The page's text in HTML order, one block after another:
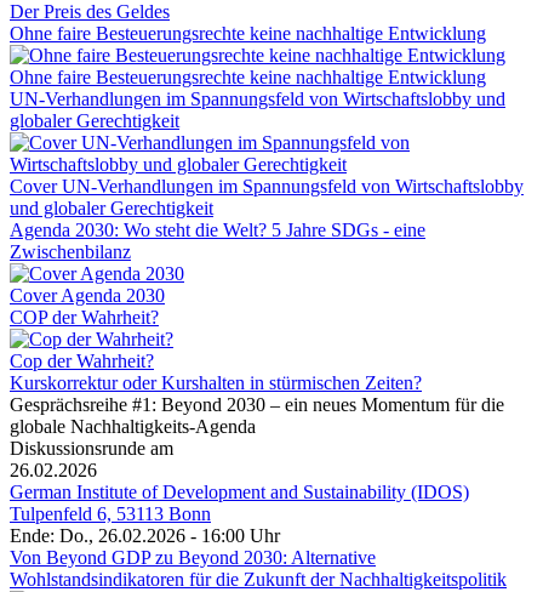
Der Preis des Geldes
Ohne faire Besteuerungsrechte keine nachhaltige Entwicklung
Ohne faire Besteuerungsrechte keine nachhaltige Entwicklung
UN-Verhandlungen im Spannungsfeld von Wirtschaftslobby und
globaler Gerechtigkeit
Cover UN-Verhandlungen im Spannungsfeld von Wirtschaftslobby
und globaler Gerechtigkeit
Agenda 2030: Wo steht die Welt? 5 Jahre SDGs - eine
Zwischenbilanz
Cover Agenda 2030
COP der Wahrheit?
Cop der Wahrheit?
Kurskorrektur oder Kurshalten in stürmischen Zeiten?
Gesprächsreihe #1: Beyond 2030 – ein neues Momentum für die
globale Nachhaltigkeits-Agenda
Diskussionsrunde am
26.02.2026
German Institute of Development and Sustainability (IDOS)
Tulpenfeld 6, 53113 Bonn
Ende: Do., 26.02.2026 - 16:00 Uhr
Von Beyond GDP zu Beyond 2030: Alternative
Wohlstandsindikatoren für die Zukunft der Nachhaltigkeitspolitik